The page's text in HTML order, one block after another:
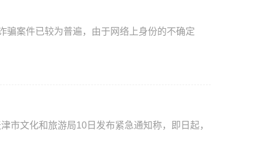
案件已较为普遍，由于网络上身份的不确定
文化和旅游局10日发布紧急通知称，即日起，